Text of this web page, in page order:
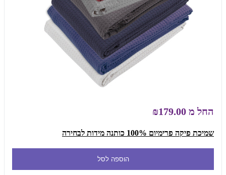
החל מ ₪179.00
שמיכת פיקה פרימיום 100% כותנה מידות לבחירה
הוספה לסל